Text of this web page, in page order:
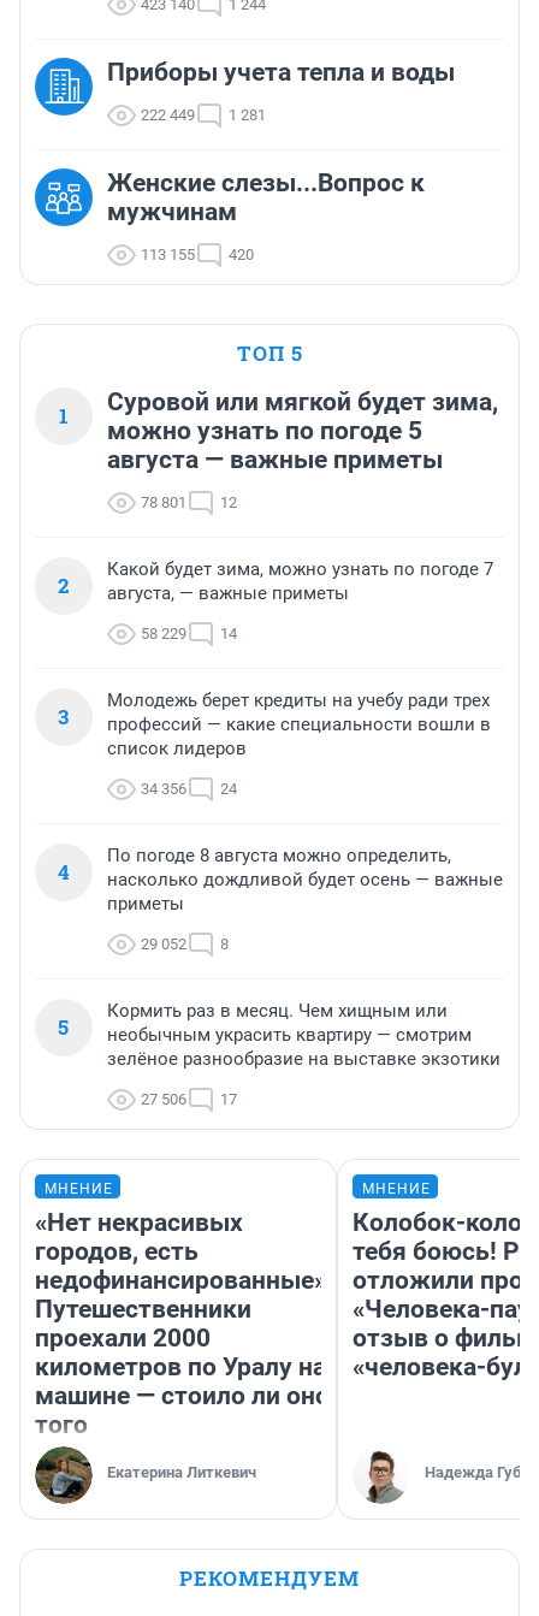
423 140 1 244
Приборы учета тепла и воды
222 449 1 281
Женские слезы...Вопрос к
мужчинам
113 155 420
ТОП 5
1
Суровой или мягкой будет зима,
можно узнать по погоде 5
августа — важные приметы
78 801 12
2
Какой будет зима, можно узнать по погоде 7
августа, — важные приметы
58 229 14
3
Молодежь берет кредиты на учебу ради трех
профессий — какие специальности вошли в
список лидеров
34 356 24
4
По погоде 8 августа можно определить,
насколько дождливой будет осень — важные
приметы
29 052 8
5
Кормить раз в месяц. Чем хищным или
необычным украсить квартиру — смотрим
зелёное разнообразие на выставке экзотики
27 506 17
МНЕНИЕ
«Нет некрасивых
городов, есть
недофинансированные».
Путешественники
проехали 2000
километров по Уралу на
машине — стоило ли оно
того
Екатерина Литкевич
МНЕНИЕ
Колобок-
тебя боюсь!
отложили
«Человека-
отзыв о
«человека-
Надежда
РЕКОМЕНДУЕМ